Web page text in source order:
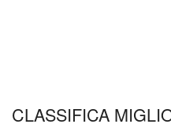
CLASSIFICA